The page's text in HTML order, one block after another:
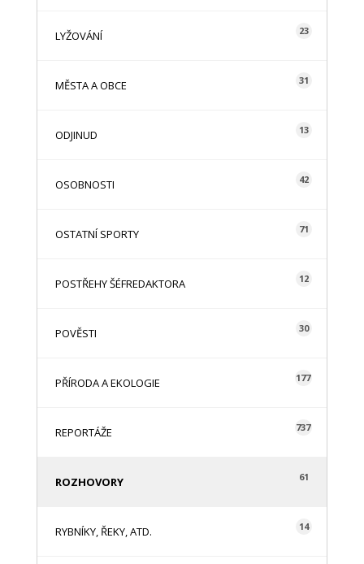
LYŽOVÁNÍ 23
MĚSTA A OBCE 31
ODJINUD 13
OSOBNOSTI 42
OSTATNÍ SPORTY 71
POSTŘEHY ŠÉFREDAKTORA 12
POVĚSTI 30
PŘÍRODA A EKOLOGIE 177
REPORTÁŽE 737
ROZHOVORY 61
RYBNÍKY, ŘEKY, ATD. 14